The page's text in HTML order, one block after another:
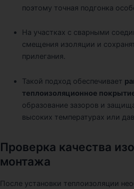
поэтому точная подгонка
На участках с сварными
смещения изоляции и
прилегания.
Такой подход обеспечивает
теплоизоляционное
образование зазоров и
высоких температурах или
Проверка качества
монтажа
После установки теплоизоляции